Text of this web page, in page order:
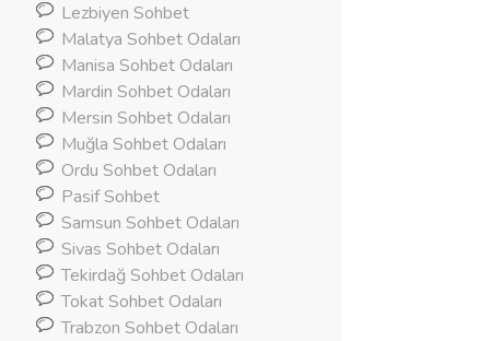
Lezbiyen Sohbet
Malatya Sohbet Odaları
Manisa Sohbet Odaları
Mardin Sohbet Odaları
Mersin Sohbet Odaları
Muğla Sohbet Odaları
Ordu Sohbet Odaları
Pasif Sohbet
Samsun Sohbet Odaları
Sivas Sohbet Odaları
Tekirdağ Sohbet Odaları
Tokat Sohbet Odaları
Trabzon Sohbet Odaları